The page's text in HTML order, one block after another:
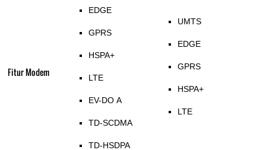
Fitur Modem
EDGE
GPRS
HSPA+
LTE
EV-DO A
TD-SCDMA
TD-HSDPA
UMTS
EDGE
GPRS
HSPA+
LTE